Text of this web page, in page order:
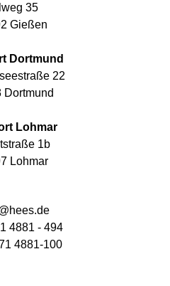
35
Gießen
Dortmund
22
Dortmund
Lohmar
1b
Lohmar
4881 - 494
4881-100